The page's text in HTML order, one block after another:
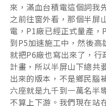
來，滿血台積電這個詞我
之前往窗外看，那個半屏
電，P1廠已經正式量產，
到P5加速施工中，然後
就把P6廠也寫出來了，
計畫，所以半屏山下總共
出來的版本，不是鄉民腦
六座就是九千到一萬名半
不算上下游。我們現在站